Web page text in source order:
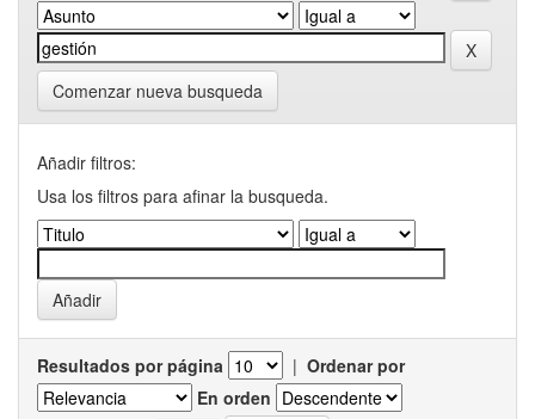
Comenzar nueva busqueda
Añadir filtros:
Usa los filtros para afinar la busqueda.
Resultados por página | Ordenar por
En orden